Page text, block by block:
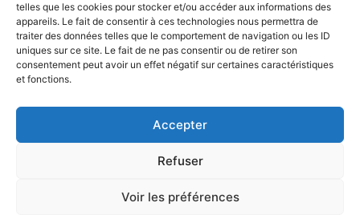
telles que les cookies pour stocker et/ou accéder aux informations des
appareils. Le fait de consentir à ces technologies nous permettra de
traiter des données telles que le comportement de navigation ou les ID
uniques sur ce site. Le fait de ne pas consentir ou de retirer son
consentement peut avoir un effet négatif sur certaines caractéristiques
et fonctions.
Accepter
Refuser
Voir les préférences
À PROPOS
SUIVEZ NOUS